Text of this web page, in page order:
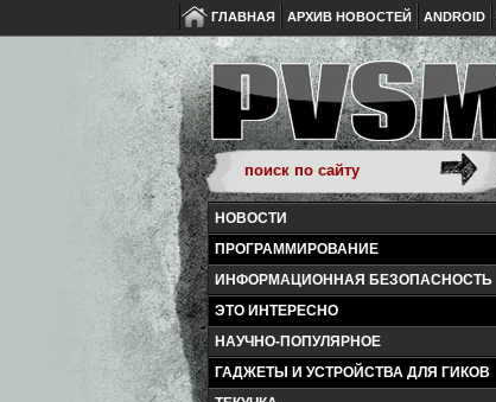
ГЛАВНАЯ АРХИВ НОВОСТЕЙ ANDROID
НОВОСТИ
ПРОГРАММИРОВАНИЕ
ИНФОРМАЦИОННАЯ БЕЗОПАСНОСТЬ
ЭТО ИНТЕРЕСНО
НАУЧНО-ПОПУЛЯРНОЕ
ГАДЖЕТЫ И УСТРОЙСТВА ДЛЯ ГИКОВ